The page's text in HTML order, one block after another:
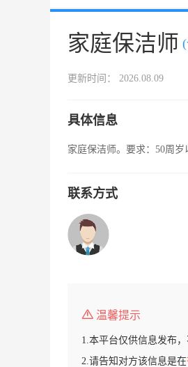
家庭保洁师
更新时间： 2026.08.09
具体信息
家庭保洁师。要求：50周
联系方式
温馨提示
1.本平台仅供信息发布
2.请告知对方该信息是在